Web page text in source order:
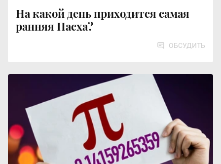
На какой день приходится самая
ранняя Пасха?
ОБСУДИТЬ